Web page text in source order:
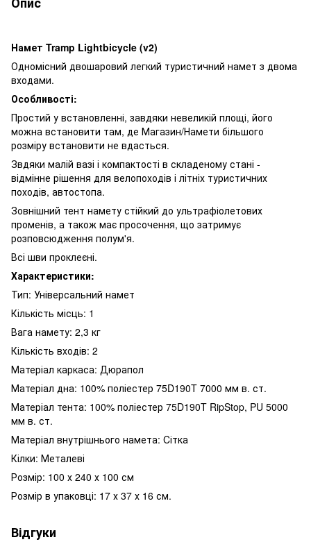
Намет Tramp Lightbicycle (v2)
Одномісний двошаровий легкий туристичний намет з двома
входами.
Особливості:
Простий у встановленні, завдяки невеликій площі, його
можна встановити там, де Магазин/Намети більшого
розміру встановити не вдасться.
Звдяки малій вазі і компактості в складеному стані -
відмінне рішення для велопоходів і літніх туристичних
походів, автостопа.
Зовнішний тент намету стійкий до ультрафіолетових
променів, а також має просочення, що затримує
розповсюдження полум'я.
Всі шви проклеєні.
Характеристики:
Тип: Універсальний намет
Кількість місць: 1
Вага намету: 2,3 кг
Кількість входів: 2
Матеріал каркаса: Дюрапол
Матеріал дна: 100% поліестер 75D190T 7000 мм в. ст.
Матеріал тента: 100% поліестер 75D190T RipStop, PU 5000
мм в. ст.
Матеріал внутрішнього намета: Cітка
Кілки: Металеві
Розмір: 100 х 240 х 100 см
Розмір в упаковці: 17 х 37 х 16 см.
Відгуки